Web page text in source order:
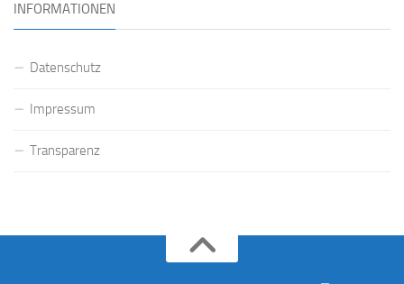
INFORMATIONEN
Datenschutz
Impressum
Transparenz